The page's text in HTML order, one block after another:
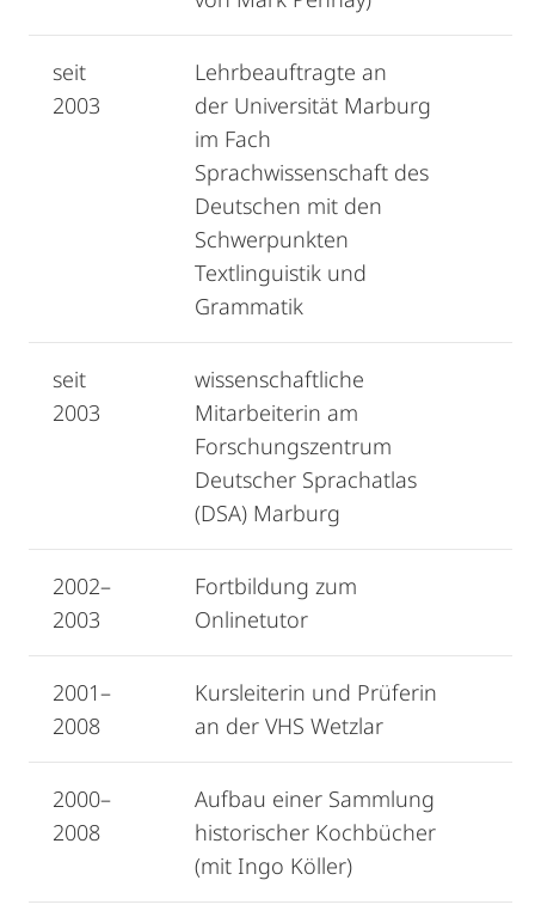
seit
2003
Lehrbeauftragte an
der Universität Marburg
im Fach
Sprachwissenschaft des
Deutschen mit den
Schwerpunkten
Textlinguistik und
Grammatik
seit
2003
wissenschaftliche
Mitarbeiterin am
Forschungszentrum
Deutscher Sprachatlas
(DSA) Marburg
2002–
2003
Fortbildung zum
Onlinetutor
2001–
2008
Kursleiterin und Prüferin
an der VHS Wetzlar
2000–
2008
Aufbau einer Sammlung
historischer Kochbücher
(mit Ingo Köller)